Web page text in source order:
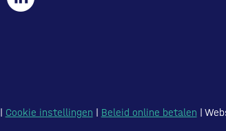
Cookie instellingen Beleid online betalen |